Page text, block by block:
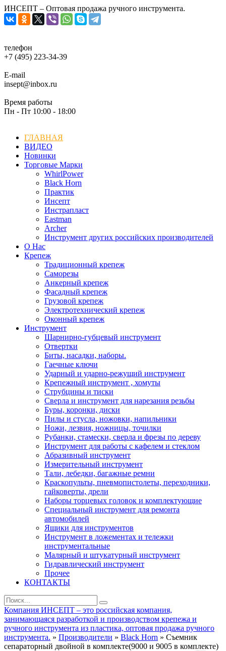
ИНСЕПТ – Оптовая продажа ручного инструмента.
телефон
+7 (495) 223-34-39
E-mail
insept@inbox.ru
Время работы
Пн - Пт 10:00 - 18:00
ГЛАВНАЯ
ВИДЕО
Новинки
Торговые Марки
WhirlPower
Black Horn
Практик
Инсепт
Инстрапласт
Eastman
Archer
Инструмент других российских производителей
О Нас
Крепеж
Традиционный крепеж
Саморезы
Анкерный крепеж
Фасадный крепеж
Грузовой крепеж
Электротехнический крепеж
Оконный крепеж
Инструмент
Шарнирно-губцевый инструмент
Отвертки
Биты, насадки, наборы.
Гаечные ключи
Ударный и ударно-режущий инструмент
Крепежный инструмент , хомуты
Струбцины и тиски
Сверла и инструмент для нарезания резьбы
Буры, коронки, диски
Пилы и стусла, ножовки, напильники
Ножи, лезвия, ножницы, точилки
Рубанки, стамески, сверла и фрезы по дереву
Инструмент для работы с кафелем и стеклом
Абразивный инструмент
Измерительный инструмент
Тали, лебедки, багажные ремни
Краскопульты, пневмопистолеты, переходники,
гайковерты, дрели
Наборы торцевых головок и комплектующие
Специальный инструмент для ремонта
автомобилей
Ящики для инструментов
Инструмент в ложементах и тележки
инструментальные
Малярный и штукатурный инструмент
Гидравлический инструмент
Прочее
КОНТАКТЫ
Компания ИНСЕПТ – это российская компания,
занимающаяся разработкой и производством крепежа и
ручного инструмента из пластика, оптовая продажа ручного
инструмента. » Производители » Black Horn » Съемник
сепараторный двойной в комплекте(9000 и 9005 в комплекте)